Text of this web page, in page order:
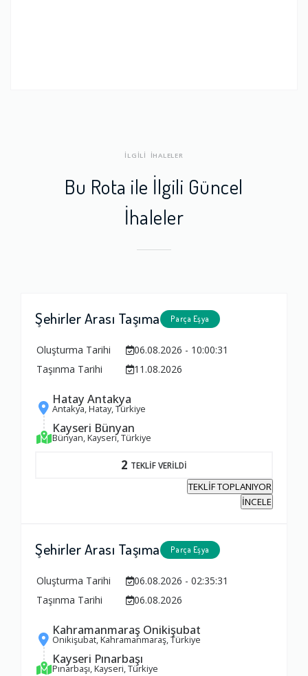
İLGİLİ İHALELER
Bu Rota ile İlgili Güncel
İhaleler
Şehirler Arası Taşıma Parça Eşya
Oluşturma Tarihi
06.08.2026 - 10:00:31
Taşınma Tarihi
11.08.2026
Hatay Antakya
Antakya, Hatay, Türkiye
Kayseri Bünyan
Bünyan, Kayseri, Türkiye
2 TEKLİF VERİLDİ
TEKLİF TOPLANIYOR
İNCELE
Şehirler Arası Taşıma Parça Eşya
Oluşturma Tarihi
06.08.2026 - 02:35:31
Taşınma Tarihi
06.08.2026
Kahramanmaraş Onikişubat
Onikişubat, Kahramanmaraş, Türkiye
Kayseri Pınarbaşı
Pınarbaşı, Kayseri, Türkiye